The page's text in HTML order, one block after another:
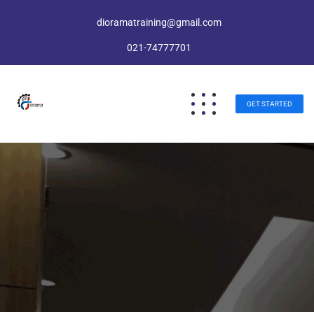
dioramatraining@gmail.com
021-74777701
GET STARTED